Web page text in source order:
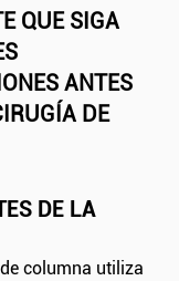
QUE SIGA
ANTES
DE
DE LA
columna utiliza